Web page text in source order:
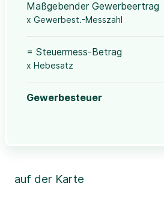
Maßgebender Gewerbeertrag
x Gewerbest.-Messzahl
= Steuermess-Betrag
x Hebesatz
Gewerbesteuer
auf der Karte
Leaflet|©OpenStreetMap, ©CartoDB,